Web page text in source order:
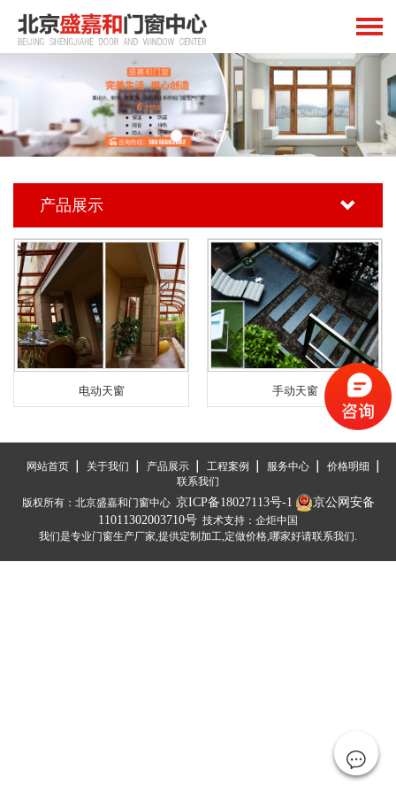
产品展示
电动天窗 手动天窗
网站首页 关于我们 产品展示 工程案例 服务中心
价格明细
联系我们
版权所有：北京盛嘉和门窗中心 京ICP备18027113号-1
京公网安备
11011302003710号 技术支持：企炬中国
我们是专业门窗生产厂家,提供定制加工,定做价格,哪家好请联系我们.